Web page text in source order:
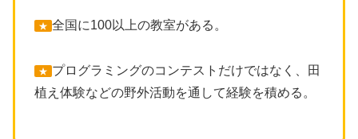
★ 全国に100以上の教室がある。
★ プログラミングのコンテストだけではなく、田
植え体験などの野外活動を通して経験を積める。